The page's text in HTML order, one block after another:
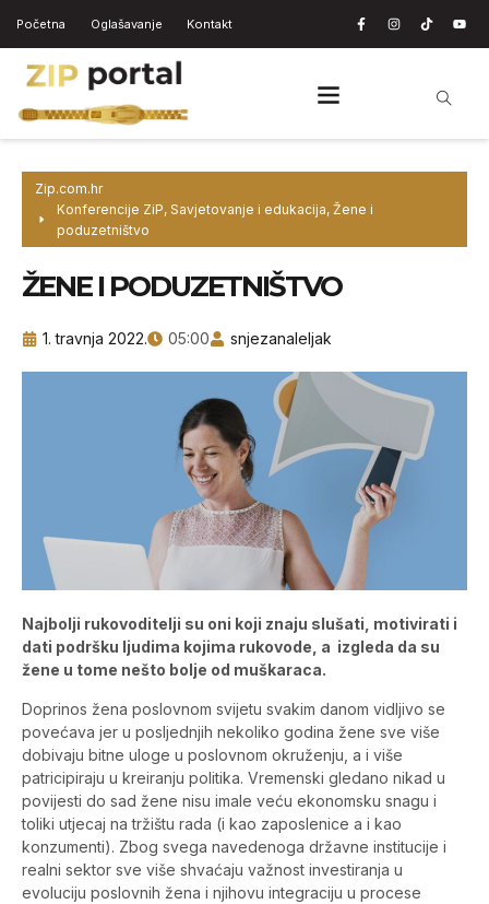
Početna Oglašavanje Kontakt
Zip.com.hr
Konferencije ZiP, Savjetovanje i edukacija, Žene i
poduzetništvo
ŽENE I PODUZETNIŠTVO
1. travnja 2022. 05:00 snjezanaleljak
Najbolji rukovoditelji su oni koji znaju slušati, motivirati i
dati podršku ljudima kojima rukovode, a izgleda da su
žene u tome nešto bolje od muškaraca.
Doprinos žena poslovnom svijetu svakim danom vidljivo se
povećava jer u posljednjih nekoliko godina žene sve više
dobivaju bitne uloge u poslovnom okruženju, a i više
patricipiraju u kreiranju politika. Vremenski gledano nikad u
povijesti do sad žene nisu imale veću ekonomsku snagu i
toliki utjecaj na tržištu rada (i kao zaposlenice a i kao
konzumenti). Zbog svega navedenoga državne institucije i
realni sektor sve više shvaćaju važnost investiranja u
evoluciju poslovnih žena i njihovu integraciju u procese